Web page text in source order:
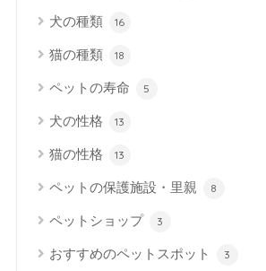
犬の種類 16
猫の種類 18
ペットの寿命 5
犬の性格 13
猫の性格 13
ペットの保護施設・里親 8
ペットショップ 3
おすすめのペットスポット 3